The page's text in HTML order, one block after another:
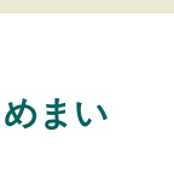
まい